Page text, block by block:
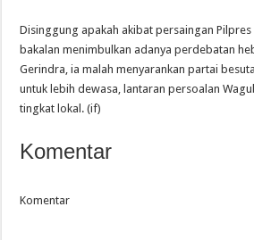
Disinggung apakah akibat persaingan Pilpres
bakalan menimbulkan adanya perdebatan
Gerindra, ia malah menyarankan partai
untuk lebih dewasa, lantaran persoalan
tingkat lokal. (if)
Komentar
Komentar